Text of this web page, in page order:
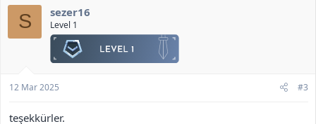
l
S sezer16
Level 1
12 Mar 2025 #3
teşekkürler.